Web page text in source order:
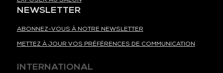
NEWSLETTER
ABONNEZ-VOUS À NOTRE NEWSLETTER
METTEZ À JOUR VOS PRÉFÉRENCES DE COMMUNICATION